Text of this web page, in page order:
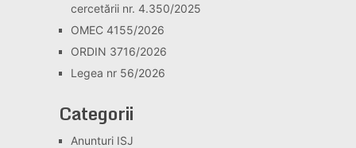
cercetării nr. 4.350/2025
OMEC 4155/2026
ORDIN 3716/2026
Legea nr 56/2026
Categorii
Anunturi ISJ